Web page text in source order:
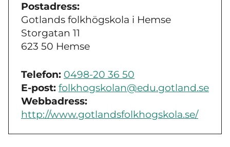
Postadress:
Gotlands folkhögskola i Hemse
Storgatan 11
623 50 Hemse
Telefon: 0498-20 36 50
E-post: folkhogskolan@edu.gotland.se
Webbadress:
http://www.gotlandsfolkhogskola.se/